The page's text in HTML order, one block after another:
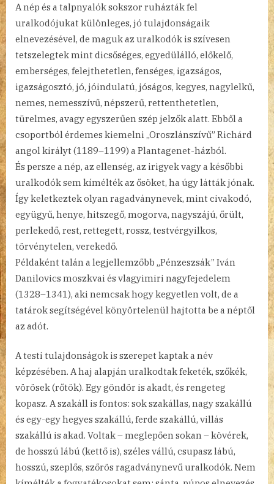
A nép és a talpnyalók sokszor ruházták fel
uralkodójukat különleges, jó tulajdonságaik
elnevezésével, de maguk az uralkodók is szívesen
tetszelegtek mint dicsőséges, egyedülálló, előkelő,
emberséges, felejthetetlen, fenséges, igazságos,
igazságosztó, jó, jóindulatú, jóságos, kegyes, nagylelkű,
nemes, nemesszívű, népszerű, rettenthetetlen,
türelmes, avagy egyszerűen szép jelzők alatt. Ebből a
csoportból érdemes kiemelni „Oroszlánszívű” Richárd
angol királyt (1189–1199) a Plantagenet-házból.
És persze a nép, az ellenség, az irigyek vagy a későbbi
uralkodók sem kímélték az ősöket, ha úgy látták jónak.
Így keletkeztek olyan ragadványnevek, mint civakodó,
együgyű, henye, hitszegő, mogorva, nagyszájú, őrült,
perlekedő, rest, rettegett, rossz, testvérgyilkos,
törvénytelen, verekedő.
Példaként talán a legjellemzőbb „Pénzeszsák” Iván
Danilovics moszkvai és vlagyimiri nagyfejedelem
(1328–1341), aki nemcsak hogy kegyetlen volt, de a
tatárok segítségével könyörtelenül hajtotta be a néptől
az adót.
A testi tulajdonságok is szerepet kaptak a név
képzésében. A haj alapján uralkodtak feketék, szőkék,
vörösek (rőtök). Egy göndör is akadt, és rengeteg
kopasz. A szakáll is fontos: sok szakállas, nagy szakállú
és egy-egy hegyes szakállú, ferde szakállú, villás
szakállú is akad. Voltak – meglepően sokan – kövérek,
de hosszú lábú (kettő is), széles vállú, csupasz lábú,
hosszú, szeplős, szőrös ragadványnevű uralkodók. Nem